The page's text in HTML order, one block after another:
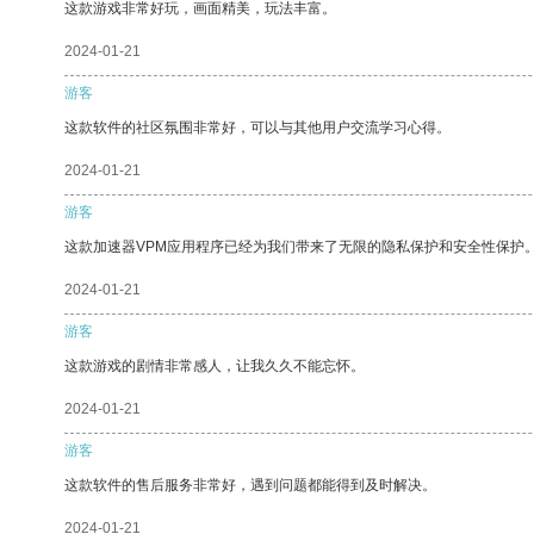
这款游戏非常好玩，画面精美，玩法丰富。
2024-01-21
游客
这款软件的社区氛围非常好，可以与其他用户交流学习心得。
2024-01-21
游客
这款加速器VPM应用程序已经为我们带来了无限的隐私保护和安全性保护
2024-01-21
游客
这款游戏的剧情非常感人，让我久久不能忘怀。
2024-01-21
游客
这款软件的售后服务非常好，遇到问题都能得到及时解决。
2024-01-21